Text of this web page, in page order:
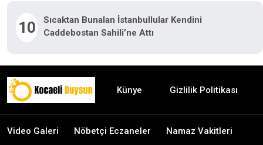
10
Sıcaktan Bunalan İstanbullular Kendini
Caddebostan Sahili’ne Attı
Künye Gizlilik Politikası
Video Galeri Nöbetçi Eczaneler Namaz Vakitleri